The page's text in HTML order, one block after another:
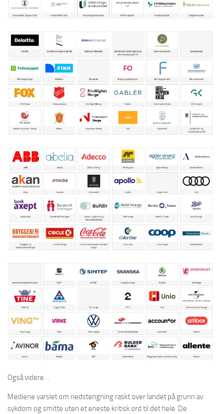
Også videre…
Mediene varslet om nedstengning raskt over landet på grunn av
sykdom og smitte uten et eneste kritisk ord til det hele. De